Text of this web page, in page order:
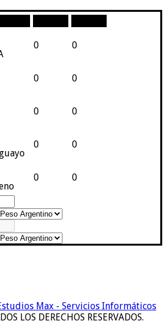
0 0
0 0
0 0
0 0
0 0
Max - Servicios Informáticos
LOS DERECHOS RESERVADOS.